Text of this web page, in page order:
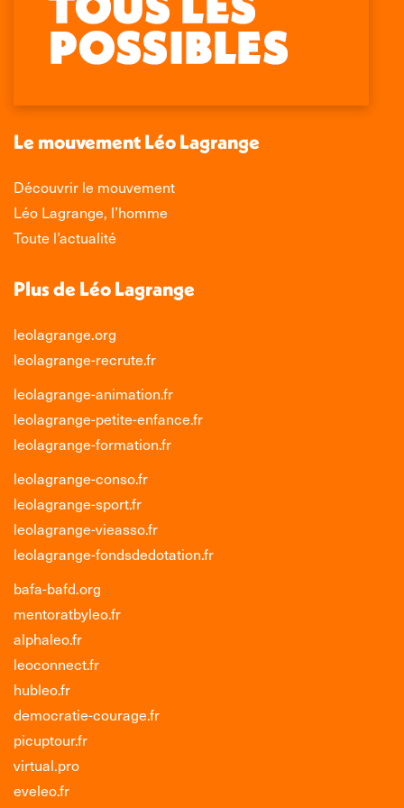
Facebook
s'ouvre
une
fenêtre
page
X
s'ouvre
une
fenêtre
page
LinkedIn
s'ouvre
une
fenêtre
page
Instagram
s'ouvre
une
nouvelle
fenêtre
Le mouvement Léo Lagrange
Découvrir le mouvement
Léo Lagrange, l’homme
Toute l’actualité
Plus de Léo Lagrange
leolagrange.org
leolagrange-recrute.fr
leolagrange-animation.fr
leolagrange-petite-enfance.fr
leolagrange-formation.fr
leolagrange-conso.fr
leolagrange-sport.fr
leolagrange-vieasso.fr
leolagrange-fondsdedotation.fr
bafa-bafd.org
mentoratbyleo.fr
alphaleo.fr
leoconnect.fr
hubleo.fr
democratie-courage.fr
picuptour.fr
virtual.pro
eveleo.fr